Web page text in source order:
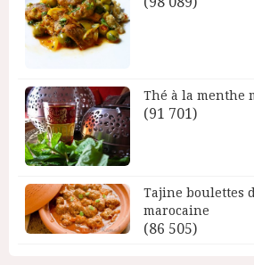
Thé à la menthe
(91 701)
Tajine boulettes
marocaine
(86 505)